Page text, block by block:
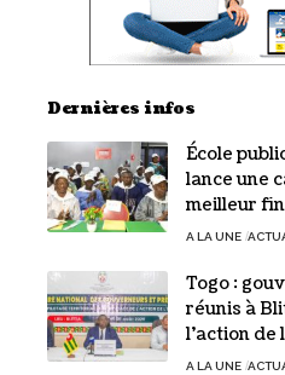
Dernières infos
École
lance une
meilleur
A LA UNE
Togo :
réunis à
l’action de
A LA UNE